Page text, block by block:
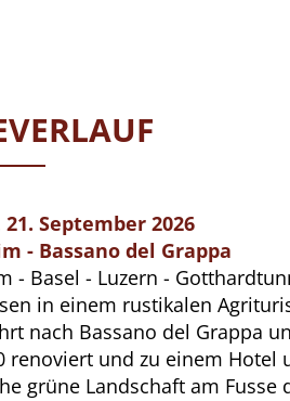
September 2026
- Bassano del Grappa
- Basel - Luzern -
in einem rustikalen
nach Bassano del Grappa
renoviert und zu einem
grüne Landschaft am